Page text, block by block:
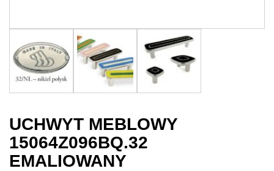
UCHWYT MEBLOWY
15064Z096BQ.32
EMALIOWANY